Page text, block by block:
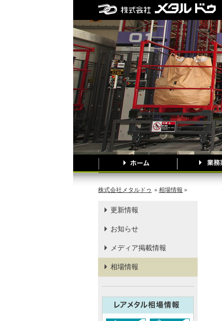
株式会社メタルドゥ » 相場情報 »
更新情報
お知らせ
メディア掲載情報
相場情報